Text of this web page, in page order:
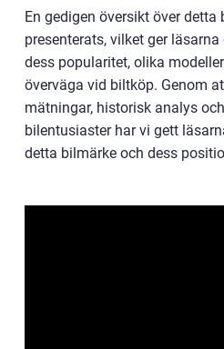
En gedigen översikt över detta
presenterats, vilket ger
dess popularitet, olika
överväga vid biltköp. Genom
mätningar, historisk analys
bilentusiaster har vi gett
detta bilmärke och dess